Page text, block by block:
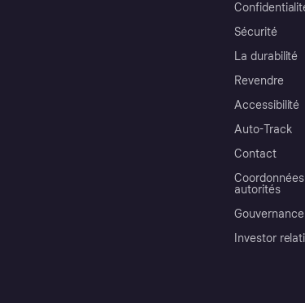
Sécurité
La durabilité
Revendre
Accessibilité
Auto-Track
Contact
autorités
Investor